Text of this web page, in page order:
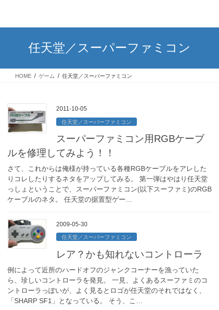
任天堂／スーパーファミコン
HOME ゲーム 任天堂／スーパーファミコン
2011-10-05
任天堂／スーパーファミコン
スーパーファミコン用RGBケーブ
ルを修理してみよう！！
さて、これからは俺様が持っている各種RGBケーブルをアレした
りコレしたりするネタをアップしてみる。 第一弾はやはり任天堂
っしょということで、スーパーファミコン(以下スーファミ)のRGB
ケーブルのネタ。 任天堂の据置型ゲー…
2009-05-30
任天堂／スーパーファミコン
レア？かも知れないコントローラ
例によって近所のハードオフのジャンクコーナーを漁っていた
ら、珍しいコントローラを発見。 一見、よくあるスーファミのコ
ントローラっぽいが、よく見るとロゴが任天堂のそれではなく、
「SHARP SF1」となっている。 そう、こ…